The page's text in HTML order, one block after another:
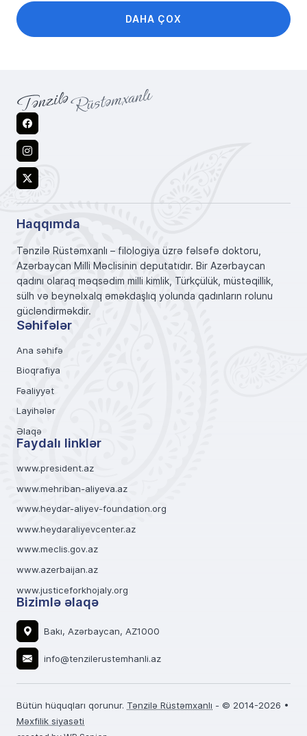
DAHA ÇOX
Facebook
Instagram
X
Haqqımda
Tənzilə Rüstəmxanlı – filologiya üzrə fəlsəfə doktoru,
Azərbaycan Milli Məclisinin deputatıdır. Bir Azərbaycan
qadını olaraq məqsədim milli kimlik, Türkçülük, müstəqillik,
sülh və beynəlxalq əməkdaşlıq yolunda qadınların rolunu
gücləndirməkdir.
Səhifələr
Ana səhifə
Bioqrafiya
Fəaliyyət
Layihələr
Əlaqə
Faydalı linklər
www.president.az
www.mehriban-aliyeva.az
www.heydar-aliyev-foundation.org
www.heydaraliyevcenter.az
www.meclis.gov.az
www.azerbaijan.az
www.justiceforkhojaly.org
Bizimlə əlaqə
Bakı, Azərbaycan, AZ1000
info@tenzilerustemhanli.az
Bütün hüquqları qorunur. Tənzilə Rüstəmxanlı - © 2014-2026 •
Məxfilik siyasəti